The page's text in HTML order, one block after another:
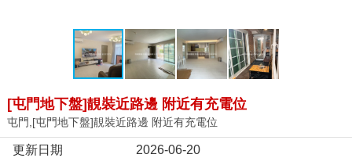
[屯門地下盤]靚裝近路邊 附近有充電位
屯門,[屯門地下盤]靚裝近路邊 附近有充電位
更新日期
2026-06-20